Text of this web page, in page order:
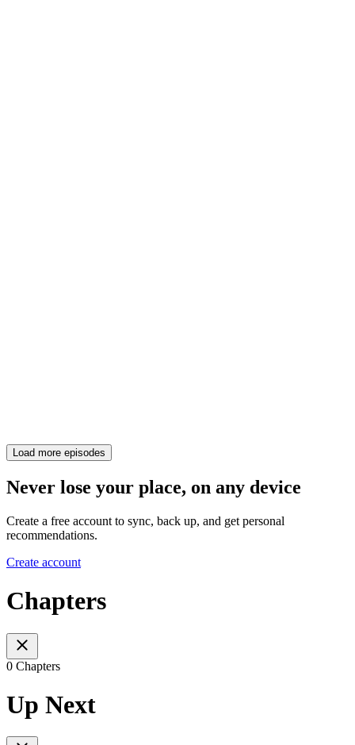
Load more episodes
Never lose your place, on any device
Create a free account to sync, back up, and get personal
recommendations.
Create account
Chapters
0 Chapters
Up Next